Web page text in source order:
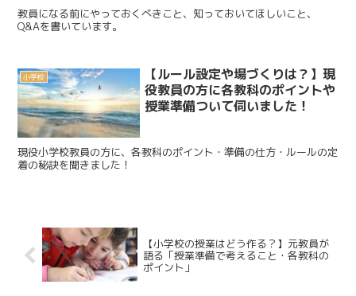
教員になる前にやっておくべきこと、知っておいてほしいこと、
Q&Aを書いています。
小学校
【ルール設定や場づくりは？】現
役教員の方に各教科のポイントや
授業準備ついて伺いました！
現役小学校教員の方に、各教科のポイント・準備の仕方・ルールの定
着の秘訣を聞きました！
【小学校の授業はどう作る？】元教員が
語る「授業準備で考えること・各教科の
ポイント」